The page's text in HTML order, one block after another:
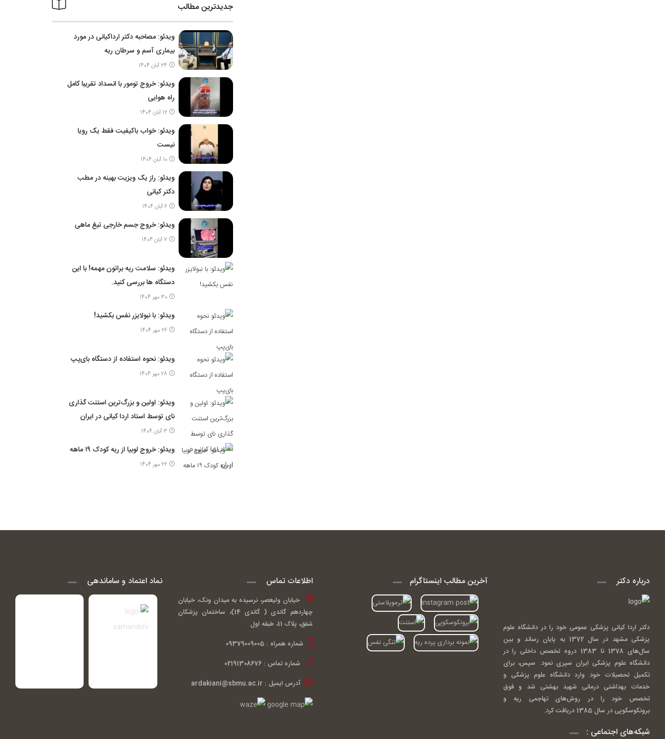
جدیدترین مطالب
ویدئو: مصاحبه دکتر ارداکیانی در مورد
بیماری آسم و سرطان ریه
24 آبان 1404
ویدئو: خروج تومور با انسداد تقریبا کامل
راه هوایی
12 آبان 1404
ویدئو: خواب باکیفیت فقط یک رویا
نیست
10 آبان 1404
ویدئو: راز یک ویزیت بهینه در مطب
دکتر کیانی
6 آبان 1404
ویدئو: خروج جسم خارجی تیغ ماهی
7 آبان 1404
ویدئو: سلامت ریه براتون مهمه! با این
دستگاه ها بررسی کنید.
30 مهر 1404
ویدئو: با نبولایزر نفس بکشید!
26 مهر 1404
ویدئو: نحوه استفاده از دستگاه بای‌پپ
28 مهر 1404
ویدئو: اولین و بزرگ‌ترین استنت گذاری
نای توسط استاد اردا کیانی در ایران
3 آبان 1404
ویدئو: خروج لوبیا از ریه کودک ۱۹ ماهه
26 مهر 1404
درباره دکتر
دکتر اردا کیانی پزشکی عمومی خود را در دانشگاه علوم
پزشکی مشهد در سال 1372 به پایان رساند و بین
سال‌های 1378 تا 1383 دروه تخصص داخلی را در
دانشگاه علوم پزشکی ایران سپری نمود. سپس، برای
تکمیل تحصیلات خود وارد دانشگاه علوم پزشکی و
خدمات بهداشتی درمانی شهید بهشتی شد و فوق
تخصص خود را در روش‌های تهاجمی ریه و
برونکوسکوپی در سال 1385 دریافت کرد.
شبکه‌های اجتماعی :
آخرین مطالب اینستاگرام اطلاعات تماس
خیابان ولیعصر، نرسیده به میدان ونک، خیابان
چهاردهم گاندی ( گاندی 14)، ساختمان پزشکان
شفق، پلاک 11، طبقه اول
شماره همراه : 09379009005
شماره تماس : 02191308676
آدرس ایمیل : ardakiani@sbmu.ac.ir
نماد اعتماد و ساماندهی